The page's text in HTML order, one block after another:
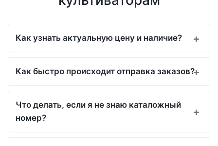
Как узнать актуальную цену и наличие?
Как быстро происходит отправка заказов?
Что делать, если я не знаю каталожный
номер?